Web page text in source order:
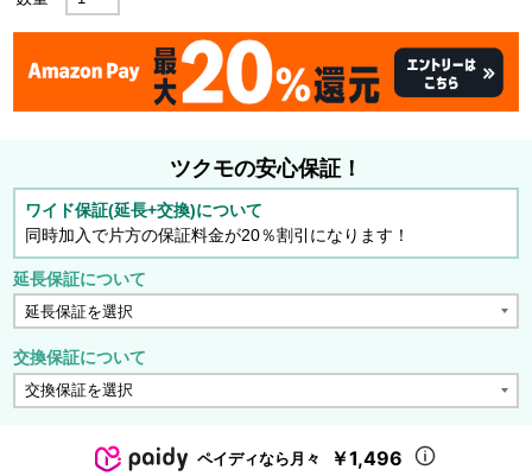
ツクモの安心保証！
ワイド保証(延長+交換)について
同時加入で片方の保証料金が20％割引になります！
延長保証について
交換保証について
ペイディなら月々 ￥1,496